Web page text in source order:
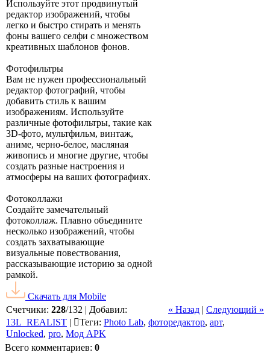
Используйте этот продвинутый
редактор изображений, чтобы
легко и быстро стирать и менять
фоны вашего селфи с множеством
креативных шаблонов фонов.
Фотофильтры
Вам не нужен профессиональный
редактор фотографий, чтобы
добавить стиль к вашим
изображениям. Используйте
различные фотофильтры, такие как
3D-фото, мультфильм, винтаж,
аниме, черно-белое, масляная
живопись и многие другие, чтобы
создать разные настроения и
атмосферы на ваших фотографиях.
Фотоколлажи
Создайте замечательный
фотоколлаж. Плавно объедините
несколько изображений, чтобы
создать захватывающие
визуальные повествования,
рассказывающие историю за одной
рамкой.
Скачать для Mobile
« Назад | Следующий »
Счетчики: 228/132 | Добавил:
13L_REALIST | Теги: Photo Lab, фоторедактор, арт,
Unlocked, pro, Мод APK
Всего комментариев: 0